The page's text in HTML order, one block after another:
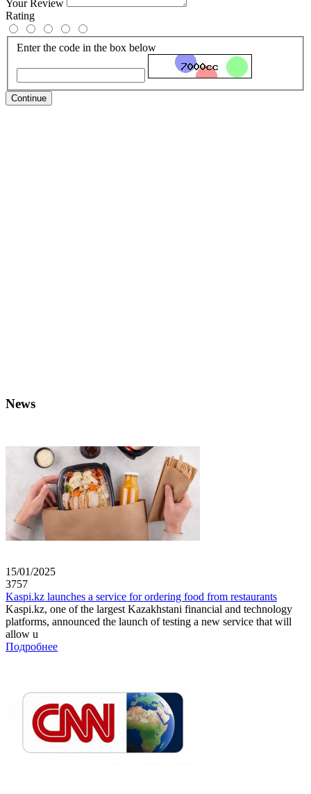
Your Review
Rating
Enter the code in the box below
Continue
News
15/01/2025
3757
Kaspi.kz launches a service for ordering food from restaurants
Kaspi.kz, one of the largest Kazakhstani financial and technology
platforms, announced the launch of testing a new service that will
allow u
Подробнее